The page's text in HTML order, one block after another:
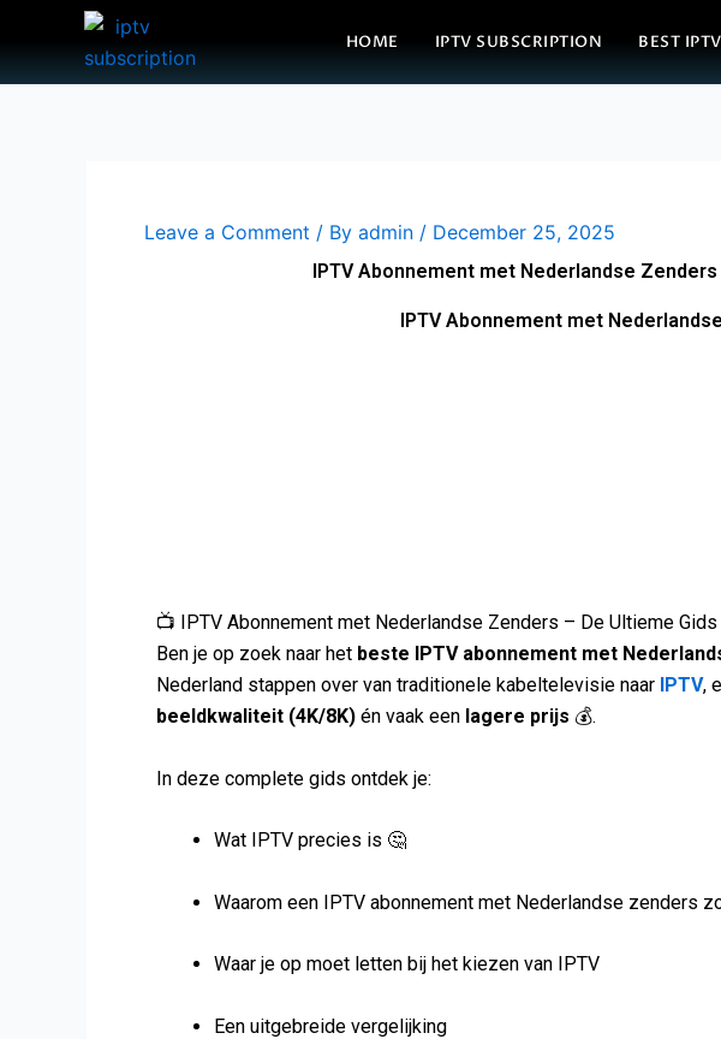
HOME IPTV SUBSCRIPTION BEST
Leave a Comment / By admin / December 25, 2025
IPTV Abonnement met Nederlandse
IPTV Abonnement met
📺 IPTV Abonnement met Nederlandse Zenders – De Ultieme
Ben je op zoek naar het beste IPTV abonnement met
Nederland stappen over van traditionele kabeltelevisie naar IPTV,
beeldkwaliteit (4K/8K) én vaak een lagere prijs 💰.
In deze complete gids ontdek je:
Wat IPTV precies is 🤔
Waarom een IPTV abonnement met Nederlandse zenders
Waar je op moet letten bij het kiezen van IPTV
Een uitgebreide vergelijking